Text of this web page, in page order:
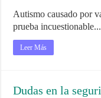
Autismo causado por
prueba incuestionable...
Leer Más
Dudas en la